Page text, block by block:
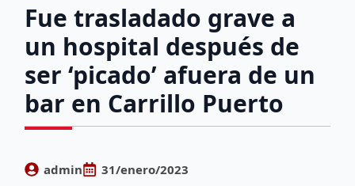
Fue trasladado grave a
un hospital después de
ser ‘picado’ afuera de un
bar en Carrillo Puerto
admin 31/enero/2023